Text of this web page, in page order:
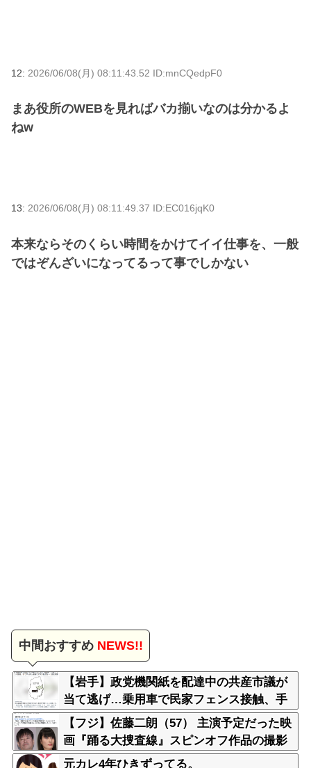
12: 2026/06/08(月) 08:11:43.52 ID:mnCQedpF0
まあ役所のWEBを見ればバカ揃いなのは分かるよ
ねw
13: 2026/06/08(月) 08:11:49.37 ID:EC016jqK0
本来ならそのくらい時間をかけてイイ仕事を、一般
ではぞんざいになってるって事でしかない
中間おすすめNEWS!!
【岩手】政党機関紙を配達中の共産市議が
当て逃げ…乗用車で民家フェンス接触、手
で押し戻し通報せず次の配達先へ 宮古
【フジ】佐藤二朗（57） 主演予定だった映
画『踊る大捜査線』スピンオフ作品の撮影
中止が正式に決定
元カレ4年ひきずってる。